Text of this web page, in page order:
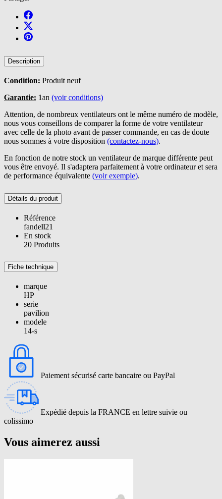
Description
Condition: Produit neuf
Garantie: 1an (voir conditions)
Attention, de nombreux ventilateurs ont le même numéro de modèle,
nous vous conseillons de comparer la forme de votre ventilateur
avec celle de la photo avant de passer commande, en cas de doute
nous sommes à votre disposition (contactez-nous).
En fonction de notre stock un ventilateur de marque différente peut
vous être envoyé. Il s'adaptera parfaitement à votre ordinateur et sera
de performance équivalente (voir exemple).
Détails du produit
Référence
fandell21
En stock
20 Produits
Fiche technique
marque
HP
serie
pavilion
modele
14-s
Paiement sécurisé carte bancaire ou PayPal
Expédié depuis la FRANCE en lettre suivie ou
colissimo
Vous aimerez aussi